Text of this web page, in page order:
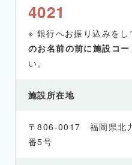
4021
※ 銀行へお振り込みを
のお名前の前に施設コー
い。
施設所在地
〒806-0017 福岡県北
番5号